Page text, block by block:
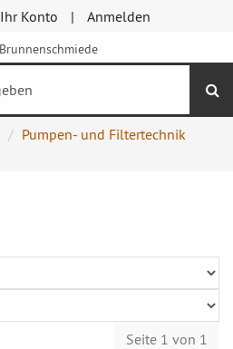
Ihr Konto Anmelden
Pumpen- und Filtertechnik
Seite 1 von 1